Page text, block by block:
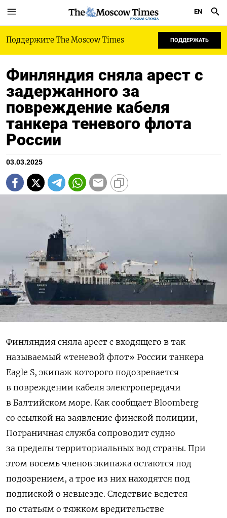
РУССКАЯ СЛУЖБА
EN
Поддержите The Moscow Times ПОДДЕРЖАТЬ
Финляндия сняла арест с
задержанного за
повреждение кабеля
танкера теневого флота
России
03.03.2025
Финляндия сняла арест с входящего в так
называемый «теневой флот» России танкера
Eagle S, экипаж которого подозревается
в повреждении кабеля электропередачи
в Балтийском море. Как сообщает Bloomberg
со ссылкой на заявление финской полиции,
Пограничная служба сопроводит судно
за пределы территориальных вод страны. При
этом восемь членов экипажа остаются под
подозрением, а трое из них находятся под
подпиской о невыезде. Следствие ведется
по статьям о тяжком вредительстве